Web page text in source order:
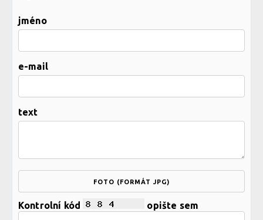
jméno
e-mail
text
FOTO (FORMÁT JPG)
Kontrolní kód opište sem